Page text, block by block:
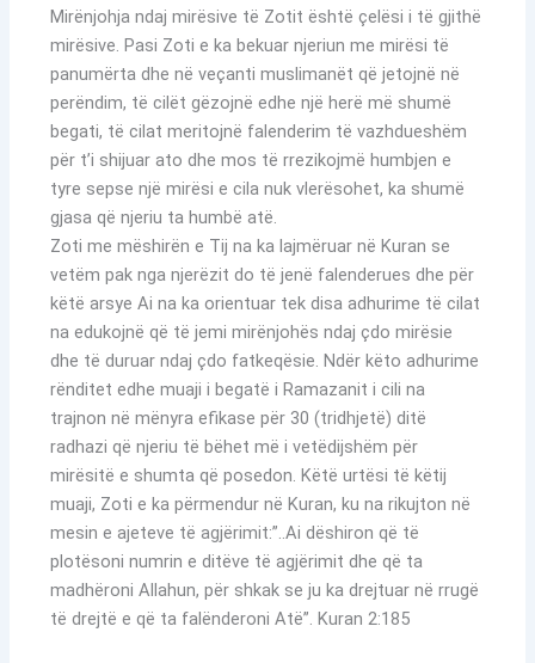
Mirënjohja ndaj mirësive të Zotit është çelësi i të gjithë
mirësive. Pasi Zoti e ka bekuar njeriun me mirësi të
panumërta dhe në veçanti muslimanët që jetojnë në
perëndim, të cilët gëzojnë edhe një herë më shumë
begati, të cilat meritojnë falenderim të vazhdueshëm
për t’i shijuar ato dhe mos të rrezikojmë humbjen e
tyre sepse një mirësi e cila nuk vlerësohet, ka shumë
gjasa që njeriu ta humbë atë.
Zoti me mëshirën e Tij na ka lajmëruar në Kuran se
vetëm pak nga njerëzit do të jenë falenderues dhe për
këtë arsye Ai na ka orientuar tek disa adhurime të cilat
na edukojnë që të jemi mirënjohës ndaj çdo mirësie
dhe të duruar ndaj çdo fatkeqësie. Ndër këto adhurime
rënditet edhe muaji i begatë i Ramazanit i cili na
trajnon në mënyra efikase për 30 (tridhjetë) ditë
radhazi që njeriu të bëhet më i vetëdijshëm për
mirësitë e shumta që posedon. Këtë urtësi të këtij
muaji, Zoti e ka përmendur në Kuran, ku na rikujton në
mesin e ajeteve të agjërimit:”..Ai dëshiron që të
plotësoni numrin e ditëve të agjërimit dhe që ta
madhëroni Allahun, për shkak se ju ka drejtuar në rrugë
të drejtë e që ta falënderoni Atë”. Kuran 2:185